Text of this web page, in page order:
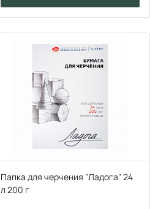
Папка для черчения "Ладога" 24
л 200 г